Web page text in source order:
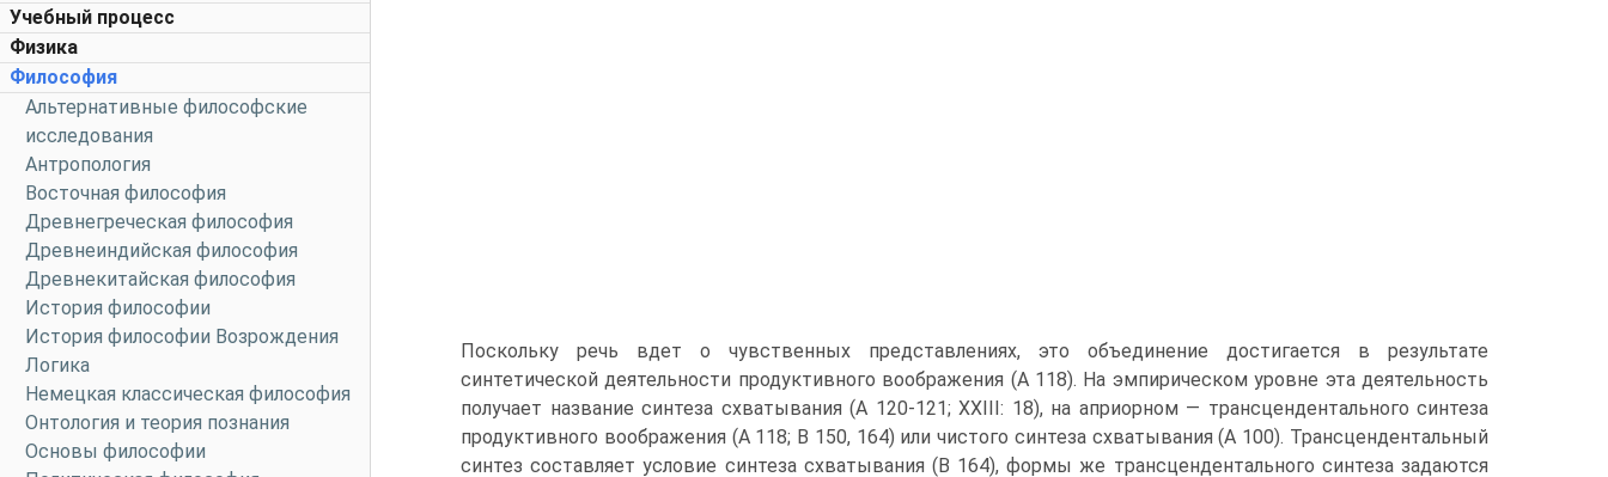
Учебный процесс
Физика
Философия
Альтернативные философские
исследования
Антропология
Восточная философия
Древнегреческая философия
Древнеиндийская философия
Древнекитайская философия
История философии
История философии Возрождения
Логика
Немецкая классическая философия
Онтология и теория познания
Основы философии
Поскольку речь вдет о чувственных представлениях, это объединение достигается в ре­зультате
синтетической деятельности продуктивного воображения (А 118). На эмпирическом уровне эта деятельность
получает назва­ние синтеза схватывания (А 120-121; XXIII: 18), на априорном — трансцендентального синтеза
продуктивного воображения (А 118; В 150, 164) или чистого синтеза схватывания (А 100). Трансценден­тальный
синтез составляет условие синтеза схватывания (В 164), формы же трансцендентального синтеза задаются